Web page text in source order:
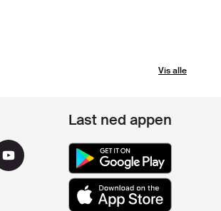
Vis alle
Last ned appen